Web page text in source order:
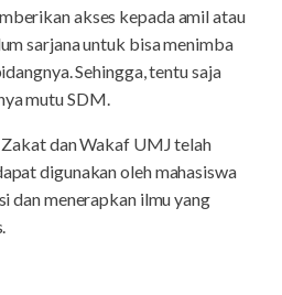
akses kepada amil atau
sarjana untuk bisa menimba
Sehingga, tentu saja
mutu SDM.
dan Wakaf UMJ telah
digunakan oleh mahasiswa
dan menerapkan ilmu yang